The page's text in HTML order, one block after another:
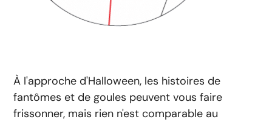
À l'approche d'Halloween, les histoires de
fantômes et de goules peuvent vous faire
frissonner, mais rien n'est comparable au